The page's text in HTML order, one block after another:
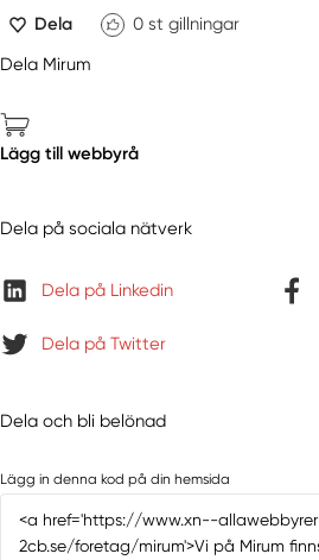
Dela 0 st gillningar
Dela Mirum
Lägg till webbyrå
Dela på sociala nätverk
Dela på Linkedin
Dela på Twitter
Dela och bli belönad
Lägg in denna kod på din hemsida